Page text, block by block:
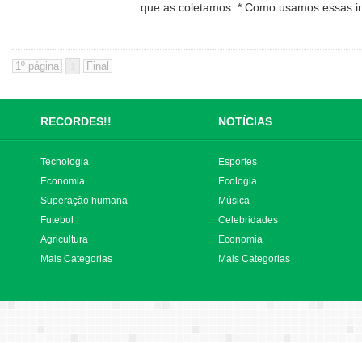
que as coletamos. * Como usamos essas
RECORDES!! NOTÍCIAS
Tecnologia
Economia
Superação humana
Futebol
Agricultura
Mais Categorias
Esportes
Ecologia
Música
Celebridades
Economia
Mais Categorias